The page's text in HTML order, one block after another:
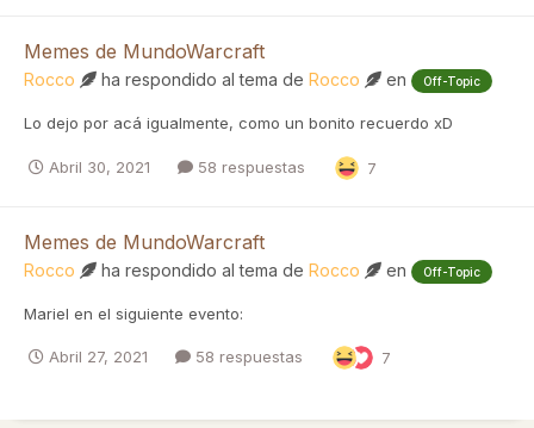
Memes de MundoWarcraft
Rocco ha respondido al tema de Rocco en Off-Topic
Lo dejo por acá igualmente, como un bonito recuerdo xD
Abril 30, 2021 58 respuestas 7
Memes de MundoWarcraft
Rocco ha respondido al tema de Rocco en Off-Topic
Mariel en el siguiente evento:
Abril 27, 2021 58 respuestas 7